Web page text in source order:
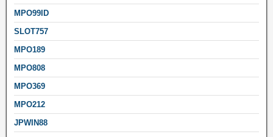
MPO99ID
SLOT757
MPO189
MPO808
MPO369
MPO212
JPWIN88